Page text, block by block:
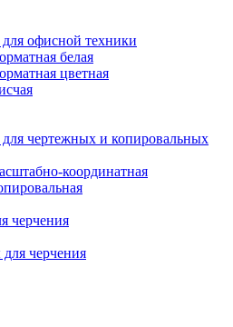
для офисной техники
белая
цветная
для чертежных и копировальных
координатная
черчения
черчения